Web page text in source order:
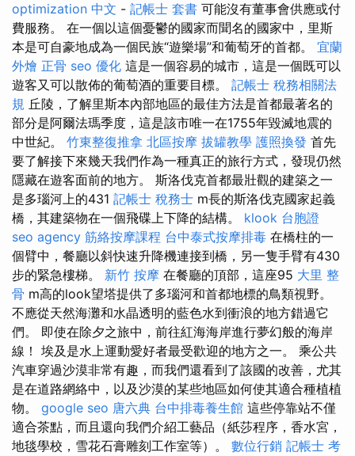
optimization 中文 - 記帳士 套書 可能沒有董事會供應或付
費服務。 在一個以這個憂鬱的國家而聞名的國家中，里斯
本是可自豪地成為一個民族“遊樂場”和葡萄牙的首都。 宜蘭
外燴 正骨 seo 優化 這是一個容易的城市，這是一個既可以
遊客又可以散佈的葡萄酒的重要目標。 記帳士 稅務相關法
規 丘陵，了解里斯本內部地區的最佳方法是首都最著名的
部分是阿爾法瑪季度，這是該市唯一在1755年毀滅地震的
中世紀。 竹東整復推拿 北區按摩 拔罐教學 護照換發 首先
要了解接下來幾天我們作為一種真正的旅行方式，發現仍然
隱藏在遊客面前的地方。 斯洛伐克首都最壯觀的建築之一
是多瑙河上的431 記帳士 稅務士 m長的斯洛伐克國家起義
橋，其建築物在一個飛碟上下降的結構。 klook 台胞證
seo agency 筋絡按摩課程 台中泰式按摩排毒 在橋柱的一
個臂中，餐廳以斜快速升降機連接到橋，另一隻手臂有430
步的緊急樓梯。 新竹 按摩 在餐廳的頂部，這座95 大里 整
骨 m高的look望塔提供了多瑙河和首都地標的鳥類視野。
不應從天然海灘和水晶透明的藍色水到衝浪的地方錯過它
們。 即使在除夕之旅中，前往紅海海岸進行夢幻般的海岸
線！ 埃及是水上運動愛好者最受歡迎的地方之一。 乘公共
汽車穿過沙漠非常有趣，而我們還看到了該國的改善，尤其
是在道路網絡中，以及沙漠的某些地區如何使其適合種植植
物。 google seo 唐六典 台中排毒養生館 這些停靠站不僅
適合茶點，而且還向我們介紹工藝品（紙莎程序，香水宮，
地毯學校，雪花石膏雕刻工作室等）。 數位行銷 記帳士 考